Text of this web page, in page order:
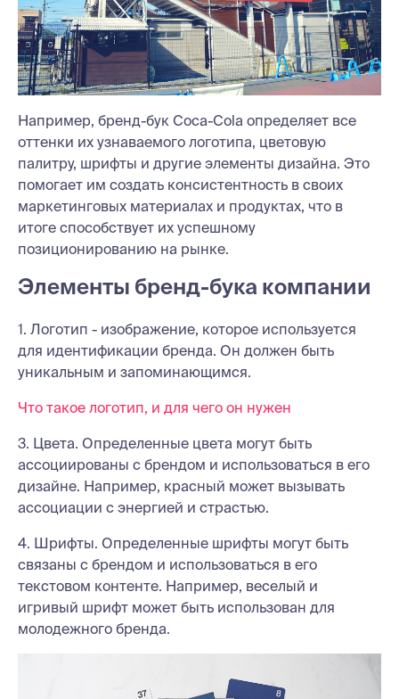
Например, бренд-бук Coca-Cola определяет все
оттенки их узнаваемого логотипа, цветовую
палитру, шрифты и другие элементы дизайна. Это
помогает им создать консистентность в своих
маркетинговых материалах и продуктах, что в
итоге способствует их успешному
позиционированию на рынке.
Элементы бренд-бука компании
1. Логотип - изображение, которое используется
для идентификации бренда. Он должен быть
уникальным и запоминающимся.
Что такое логотип, и для чего он нужен
3. Цвета. Определенные цвета могут быть
ассоциированы с брендом и использоваться в его
дизайне. Например, красный может вызывать
ассоциации с энергией и страстью.
4. Шрифты. Определенные шрифты могут быть
связаны с брендом и использоваться в его
текстовом контенте. Например, веселый и
игривый шрифт может быть использован для
молодежного бренда.